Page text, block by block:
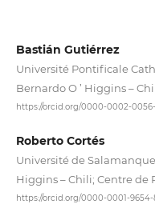
Bastián Gutiérrez
Université Pontificale
Bernardo O ’ Higgins –
https://orcid.org/0000-0002-
Roberto Cortés
Université de
Higgins – Chili; Centre
https://orcid.org/0000-0001-9654-